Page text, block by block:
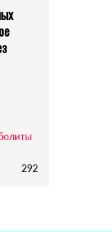
292